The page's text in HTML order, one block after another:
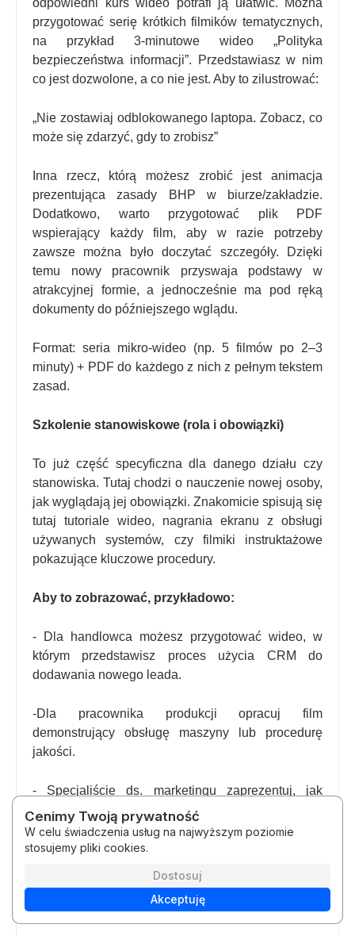
przygotować serię krótkich filmików tematycznych,
na przykład 3-minutowe wideo „Polityka
bezpieczeństwa informacji”. Przedstawiasz w nim
co jest dozwolone, a co nie jest. Aby to zilustrować:
„Nie zostawiaj odblokowanego laptopa. Zobacz, co
może się zdarzyć, gdy to zrobisz”
Inna rzecz, którą możesz zrobić jest animacja
prezentująca zasady BHP w biurze/zakładzie.
Dodatkowo, warto przygotować plik PDF
wspierający każdy film, aby w razie potrzeby
zawsze można było doczytać szczegóły. Dzięki
temu nowy pracownik przyswaja podstawy w
atrakcyjnej formie, a jednocześnie ma pod ręką
dokumenty do późniejszego wglądu.
Format: seria mikro-wideo (np. 5 filmów po 2–3
minuty) + PDF do każdego z nich z pełnym tekstem
zasad.
Szkolenie stanowiskowe (rola i obowiązki)
To już część specyficzna dla danego działu czy
stanowiska. Tutaj chodzi o nauczenie nowej osoby,
jak wyglądają jej obowiązki. Znakomicie spisują się
tutaj tutoriale wideo, nagrania ekranu z obsługi
używanych systemów, czy filmiki instruktażowe
pokazujące kluczowe procedury.
Aby to zobrazować, przykładowo:
- Dla handlowca możesz przygotować wideo, w
którym przedstawisz proces użycia CRM do
dodawania nowego leada.
-Dla pracownika produkcji opracuj film
demonstrujący obsługę maszyny lub procedurę
jakości.
- Specjaliście ds. marketingu zaprezentuj, jak
wygląda proces publikacji posta na firmowym
blogu. Ważne, aby treści były podzielone na
moduły odpowiadające konkretnym zadaniom, oraz
to jest podczas oglądania fragmentu filmu pauzuje
go, próbując samemu wykonać daną czynność.
Cenimy Twoją prywatność
W celu świadczenia usług na najwyższym poziomie
stosujemy pliki cookies.
Dostosuj
Akceptuję